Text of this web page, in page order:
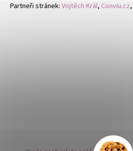
Partneři stránek: Vojtěch Král, Conviu.cz,